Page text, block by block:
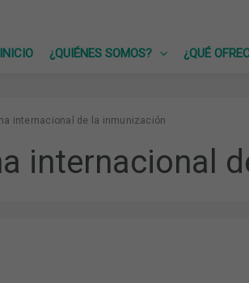
INICIO
¿QUIÉNES SOMOS? ¿QUÉ
internacional de la inmunización
internacional